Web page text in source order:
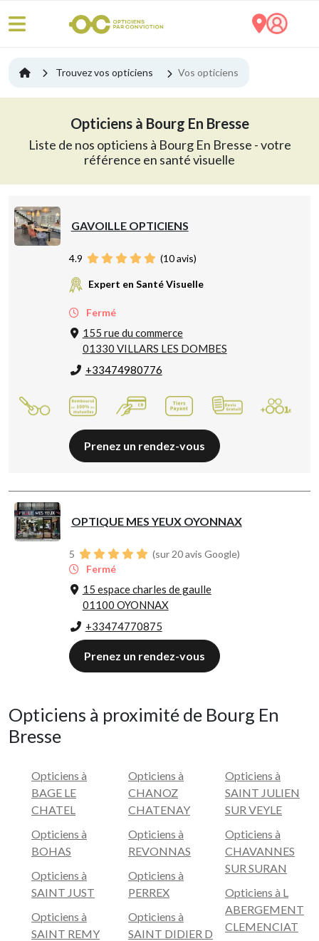
Trouvez vos opticiens Vos opticiens
Opticiens à Bourg En Bresse
Liste de nos opticiens à Bourg En Bresse - votre
référence en santé visuelle
GAVOILLE OPTICIENS
4.9 (10avis)
Expert en Santé Visuelle
Fermé
155 rue du commerce
01330 VILLARS LES DOMBES
+33474980776
Prenez un rendez-vous
OPTIQUE MES YEUX OYONNAX
5
(sur 20 avis Google)
Fermé
15 espace charles de gaulle
01100 OYONNAX
+33474770875
Prenez un rendez-vous
Opticiens à proximité de Bourg En
Bresse
Opticiens à
BAGE LE
CHATEL
Opticiens à
BOHAS
Opticiens à
SAINT JUST
Opticiens à
SAINT REMY
Opticiens à
CHANOZ
CHATENAY
Opticiens à
REVONNAS
Opticiens à
PERREX
Opticiens à
SAINT DIDIER D
Opticiens à
SAINT JULIEN
SUR VEYLE
Opticiens à
CHAVANNES
SUR SURAN
Opticiens à L
ABERGEMENT
CLEMENCIAT